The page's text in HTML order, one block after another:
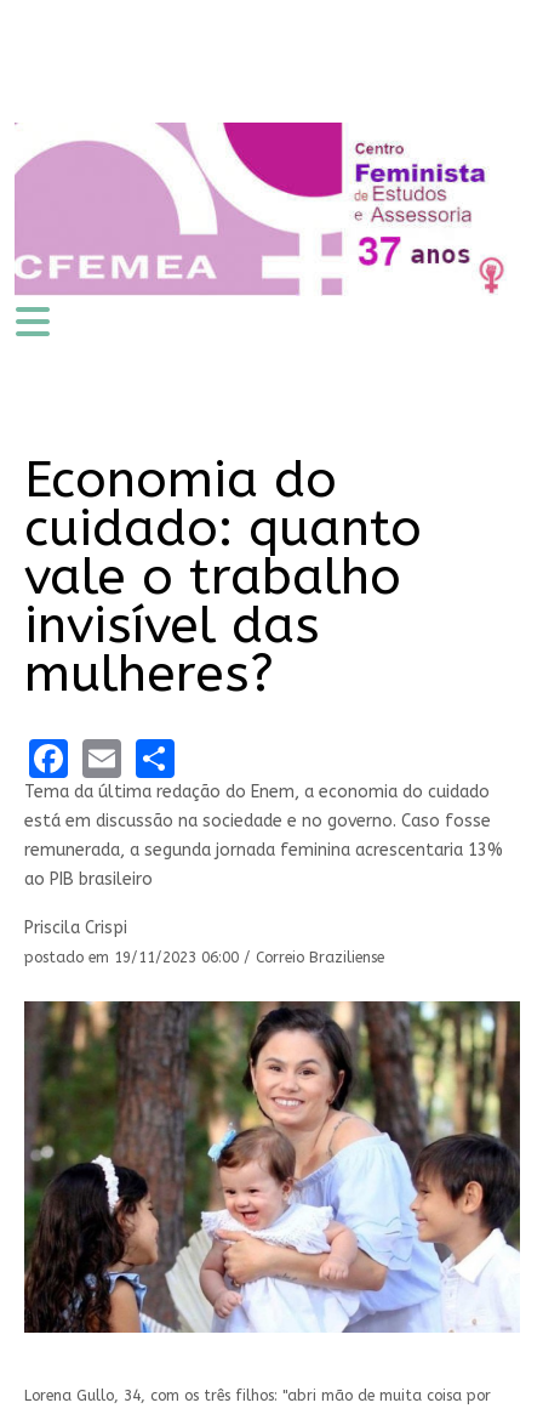
Economia do
cuidado: quanto
vale o trabalho
invisível das
mulheres?
Facebook
EmailShare
Tema da última redação do Enem, a economia do cuidado
está em discussão na sociedade e no governo. Caso fosse
remunerada, a segunda jornada feminina acrescentaria 13%
ao PIB brasileiro
Priscila Crispi
postado em 19/11/2023 06:00 / Correio Braziliense
Lorena Gullo, 34, com os três filhos: "abri mão de muita coisa por